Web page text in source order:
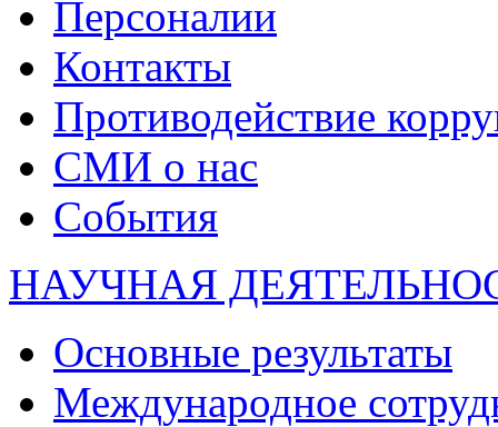
Персоналии
Контакты
Противодействие
СМИ о нас
События
НАУЧНАЯ
Основные результаты
Международное